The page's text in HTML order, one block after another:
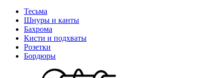
Тесьма
Шнуры и канты
Бахрома
Кисти и подхваты
Розетки
Бордюры